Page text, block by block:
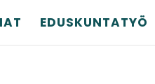
EDUSKUNTATYÖ